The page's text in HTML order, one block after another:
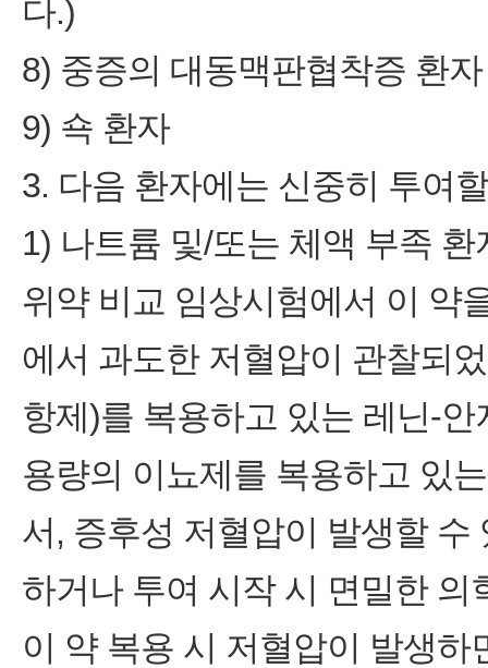
다.)
8) 중증의 대동맥판협착증 환자
9) 쇽 환자
3. 다음 환자에는 신중히 투여
1) 나트륨 및/또는 체액 부족 환
위약 비교 임상시험에서 이 약
에서 과도한 저혈압이 관찰되
항제)를 복용하고 있는 레닌-
용량의 이뇨제를 복용하고 있
서, 증후성 저혈압이 발생할
하거나 투여 시작 시 면밀한 의
이 약 복용 시 저혈압이 발생